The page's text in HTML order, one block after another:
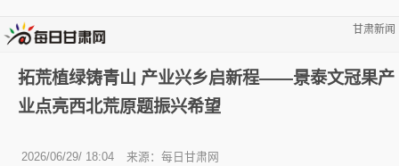
甘肃新闻
拓荒植绿铸青山 产业兴乡启新程——景泰文冠果产
业点亮西北荒原题振兴希望
2026/06/29/ 18:04 来源： 每日甘肃网